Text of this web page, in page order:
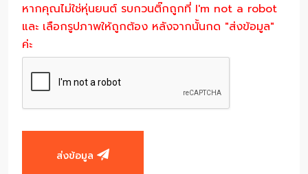
หากคุณไม่ใช่หุ่นยนต์ รบกวนติ๊กถูกที่ I'm not a robot
และ เลือกรูปภาพให้ถูกต้อง หลังจากนั้นกด "ส่งข้อมูล"
ค่ะ
ส่งข้อมูล